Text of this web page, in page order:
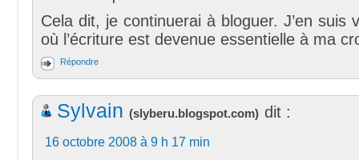
Cela dit, je continuerai à bloguer. J’en suis
où l’écriture est devenue essentielle à ma
Répondre
Sylvain (slyberu.blogspot.com) dit :
16 octobre 2008 à 9 h 17 min